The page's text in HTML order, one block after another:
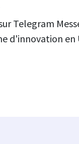
Telegram
d'innovation en